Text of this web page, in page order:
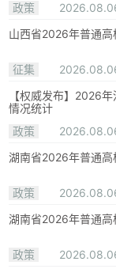
政策
山西省2026年普通
征集
【权威发布】2026
情况统计
政策
湖南省2026年普通高
政策
湖南省2026年普通高
政策